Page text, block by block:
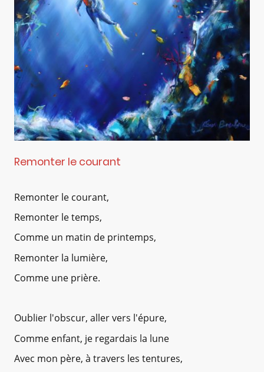
Remonter le courant
Remonter le courant,
Remonter le temps,
Comme un matin de printemps,
Remonter la lumière,
Comme une prière.
Oublier l'obscur, aller vers l'épure,
Comme enfant, je regardais la lune
Avec mon père, à travers les tentures,